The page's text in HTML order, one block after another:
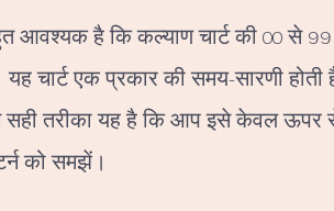
आवश्यक है कि कल्याण चार्ट की 00 से
चार्ट एक प्रकार की समय-सारणी होती
सही तरीका यह है कि आप इसे केवल
को समझें।